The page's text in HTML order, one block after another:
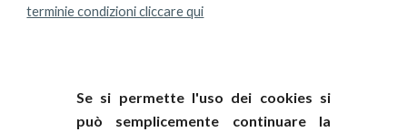
terminie condizioni cliccare qui
Se si permette l'uso dei cookies si
può semplicemente continuare la